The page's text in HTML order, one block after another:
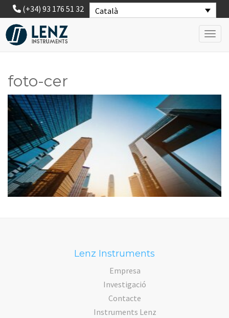
Català
(+34) 93 176 51 32
foto-cer
Lenz Instruments
Empresa
Investigació
Contacte
Instruments Lenz